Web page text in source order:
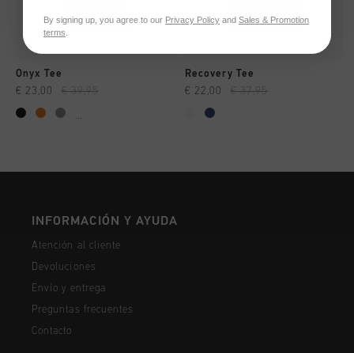
Onyx Tee
€ 23,00 € 39,95
...
Recovery Tee
€ 22,00 € 37,95
INFORMACIÓN Y AYUDA
Atención al cliente
Devoluciones
Envío y entrega
Preguntas frecuentes
Contacto
By signing up, you agree to our Privacy Policy and Sales & Promotion
terms